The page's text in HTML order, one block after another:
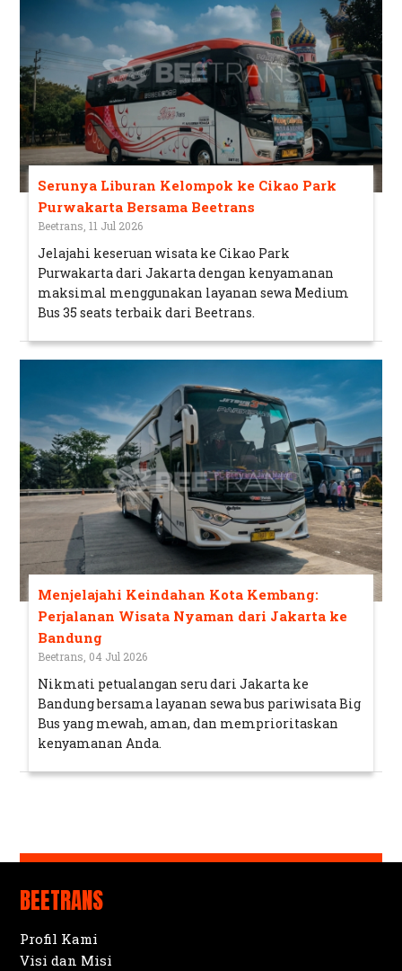
Serunya Liburan Kelompok ke Cikao Park
Purwakarta Bersama Beetrans
Beetrans, 11 Jul 2026
Jelajahi keseruan wisata ke Cikao Park
Purwakarta dari Jakarta dengan kenyamanan
maksimal menggunakan layanan sewa Medium
Bus 35 seats terbaik dari Beetrans.
Menjelajahi Keindahan Kota Kembang:
Perjalanan Wisata Nyaman dari Jakarta ke
Bandung
Beetrans, 04 Jul 2026
Nikmati petualangan seru dari Jakarta ke
Bandung bersama layanan sewa bus pariwisata Big
Bus yang mewah, aman, dan memprioritaskan
kenyamanan Anda.
BEETRANS
Profil Kami
Visi dan Misi